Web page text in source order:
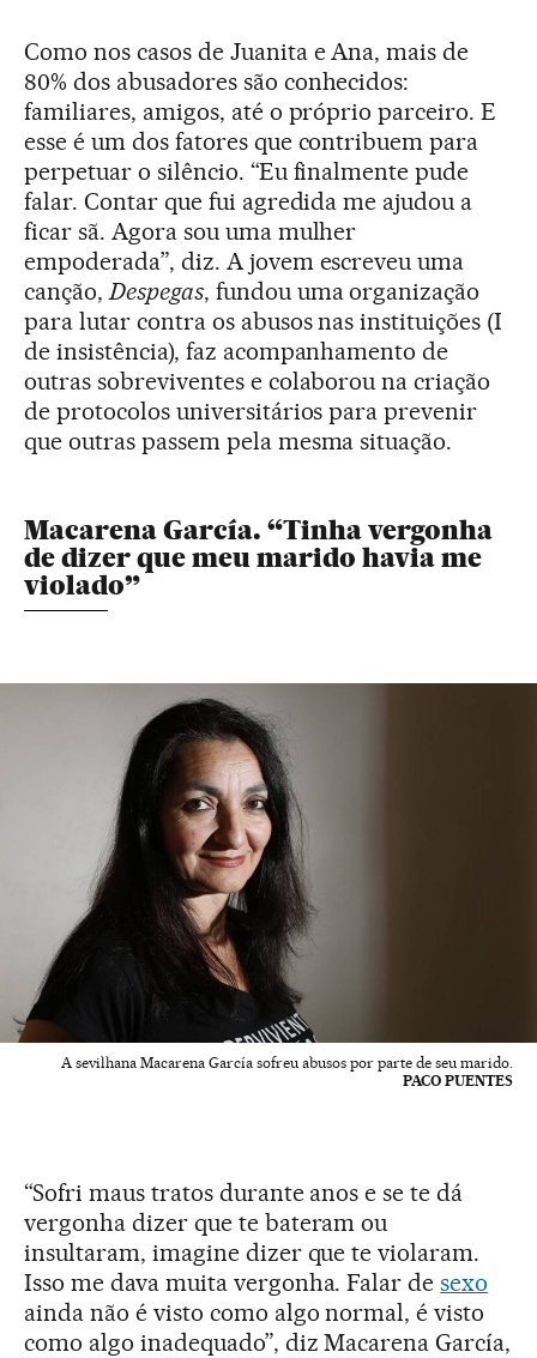
Como nos casos de Juanita e Ana, mais de
80% dos abusadores são conhecidos:
familiares, amigos, até o próprio parceiro. E
esse é um dos fatores que contribuem para
perpetuar o silêncio. “Eu finalmente pude
falar. Contar que fui agredida me ajudou a
ficar sã. Agora sou uma mulher
empoderada”, diz. A jovem escreveu uma
canção,Despegas, fundou uma organização
para lutar contra os abusos nas instituições (I
de insistência), faz acompanhamento de
outras sobreviventes e colaborou na criação
de protocolos universitários para prevenir
que outras passem pela mesma situação.
Macarena García. “Tinha vergonha
de dizer que meu marido havia me
violado”
A sevilhana Macarena García sofreu abusos por parte de seu marido.
PACO PUENTES
“Sofri maus tratos durante anos e se te dá
vergonha dizer que te bateram ou
insultaram, imagine dizer que te violaram.
Isso me dava muita vergonha. Falar desexo
ainda não é visto como algo normal, é visto
como algo inadequado”, diz Macarena García,